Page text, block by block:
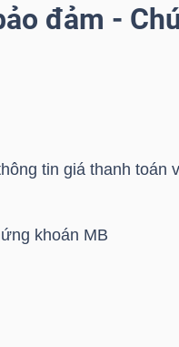
đảm -
tin giá thanh toán
khoán MB